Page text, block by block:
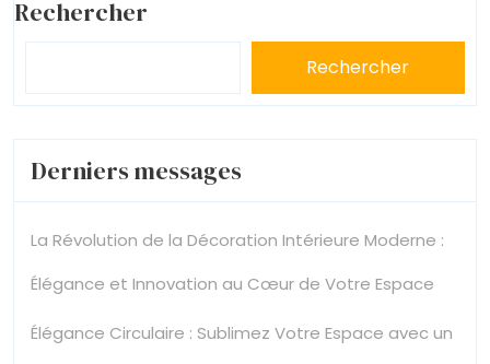
Rechercher
Rechercher
Derniers messages
La Révolution de la Décoration Intérieure Moderne :
Élégance et Innovation au Cœur de Votre Espace
Élégance Circulaire : Sublimez Votre Espace avec un